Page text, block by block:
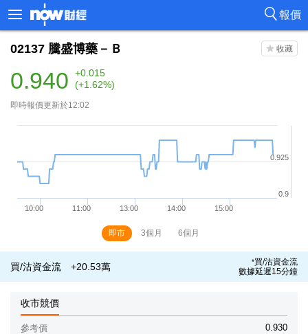
報價
02137 騰盛博藥－Ｂ
0.940
+0.015
(+1.62%)
即時報價更新於12:02
即市 3個月 6個月
買/沽資金流 +20.53萬 *買/沽資金流
數據延遲15分鐘
收市競價
0.930
參考價